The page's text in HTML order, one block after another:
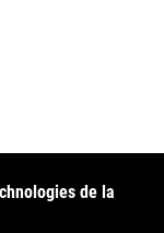
de la